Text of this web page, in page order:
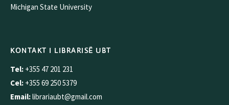
Michigan State University
KONTAKT I LIBRARISË UBT
Tel: +355 47 201 231
Cel: +355 69 250 5379
Email:librariaubt@gmail.com